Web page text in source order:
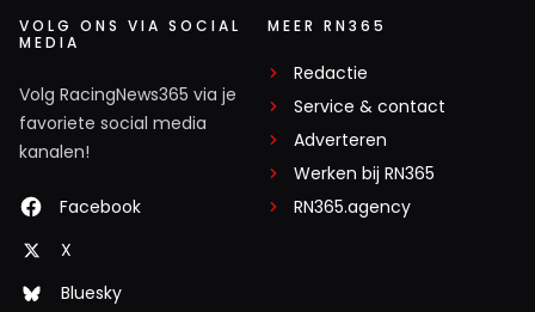
VOLG ONS VIA SOCIAL
MEDIA
Volg RacingNews365 via je
favoriete social media
kanalen!
Facebook
X
Bluesky
MEER RN365
Redactie
Service & contact
Adverteren
Werken bij RN365
RN365.agency